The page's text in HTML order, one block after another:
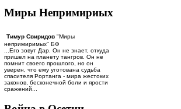
Миры Непримириых
Тимур Свиридов "Миры
непримиримых" БФ
...Его зовут Дар. Он не знает, откуда
пришел на планету тангров. Он не
помнит своего прошлого, но он
уверен, что ему уготована судьба
спасителя Рортанга - мира жестоких
законов, бесконечной боли и ярости
сражений...